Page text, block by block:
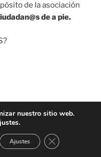
de la asociación
s de a pie.
a WordPress
nuestro sitio web.
Ajustes Cerrar el